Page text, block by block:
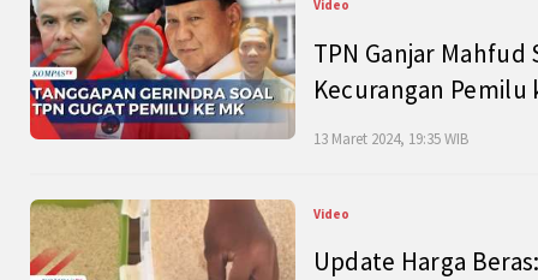
Video
TPN Ganjar Mahfud
Kecurangan Pemilu
13 Maret 2024, 19:35 WIB
Video
Update Harga